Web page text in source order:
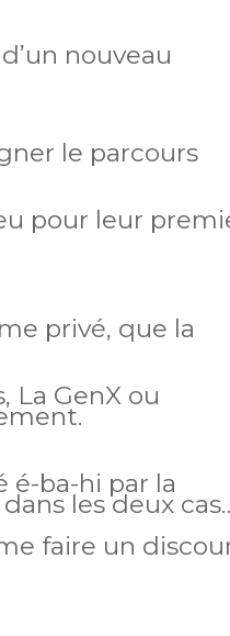
nouveau
le parcours
pour leur
privé, que la
La GenX ou
é-ba-hi par la
les deux
faire un